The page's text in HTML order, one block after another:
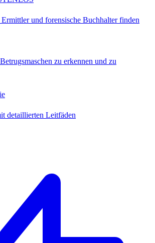
und forensische Buchhalter finden
zu erkennen und zu
detaillierten Leitfäden